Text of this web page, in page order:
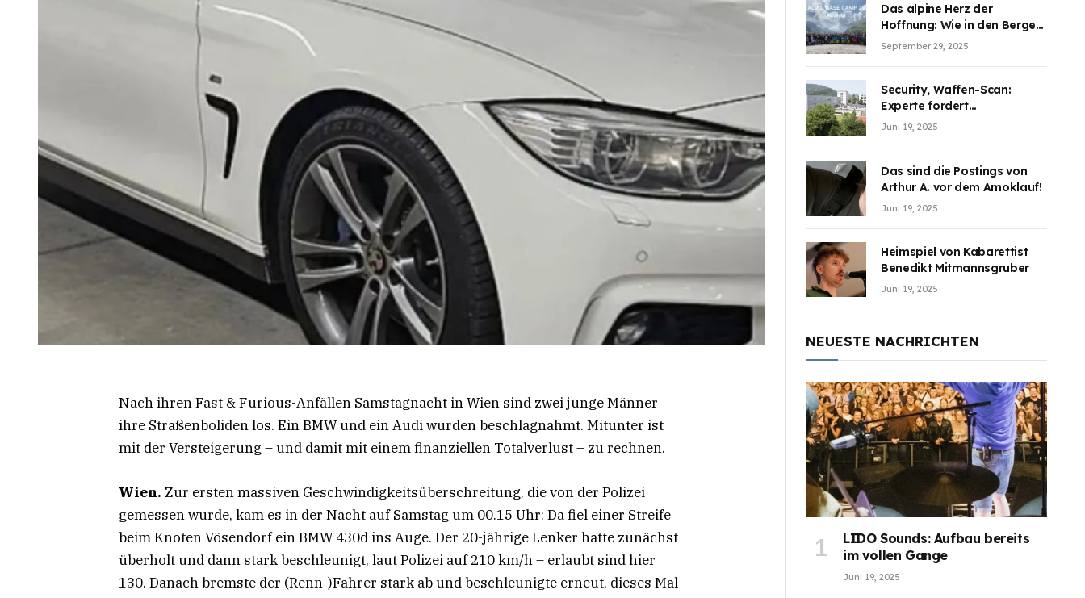
Nach ihren Fast & Furious-Anfällen Samstagnacht in Wien sind zwei junge Männer
ihre Straßenboliden los. Ein BMW und ein Audi wurden beschlagnahmt. Mitunter ist
mit der Versteigerung – und damit mit einem finanziellen Totalverlust – zu rechnen.
Wien. Zur ersten massiven Geschwindigkeitsüberschreitung, die von der Polizei
gemessen wurde, kam es in der Nacht auf Samstag um 00.15 Uhr: Da fiel einer Streife
beim Knoten Vösendorf ein BMW 430d ins Auge. Der 20-jährige Lenker hatte zunächst
überholt und dann stark beschleunigt, laut Polizei auf 210 km/h – erlaubt sind hier
130. Danach bremste der (Renn-)Fahrer stark ab und beschleunigte erneut, dieses Mal
teilzuhaben
Das alpine Herz der
Hoffnung: Wie in den Bergen
Österreichs die unsichtbaren
September 29, 2025
Security, Waffen-Scan:
Experte fordert
Sicherheitsdiskussion an
Juni 19, 2025
Das sind die Postings von
Arthur A. vor dem Amoklauf!
Juni 19, 2025
Heimspiel von Kabarettist
Benedikt Mitmannsgruber
Juni 19, 2025
NEUESTE NACHRICHTEN
LIDO Sounds: Aufbau bereits
im vollen Gange
Juni 19, 2025